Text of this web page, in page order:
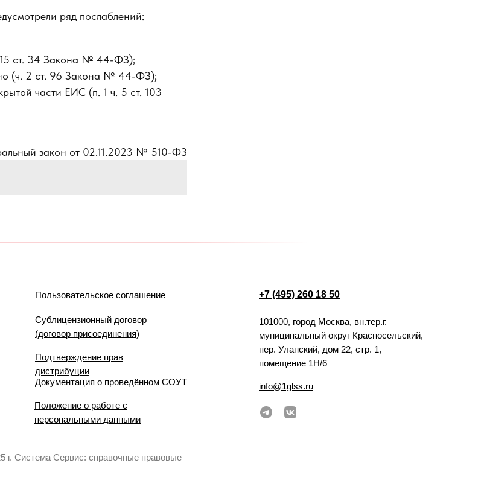
ряд послаблений:
15 ст. 34 Закона № 44-ФЗ);
(ч. 2 ст. 96 Закона № 44-ФЗ);
части ЕИС (п. 1 ч. 5 ст. 103
закон от 02.11.2023 № 510-ФЗ
+7 (495) 260 18 50
101000, город Москва, вн.тер.г.
муниципальный округ Красносельский,
пер. Уланский, дом 22, стр. 1,
помещение 1Н/6
info@1glss.ru
Пользовательское соглашение
Сублицензионный договор
(договор присоединения)
Подтверждение прав
дистрибуции
Документация о проведённом СОУТ
Положение о работе с
персональными данными
г. Система Сервис: справочные правовые